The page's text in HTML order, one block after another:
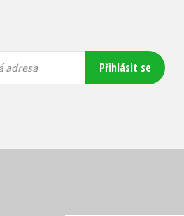
adresa Přihlásit se